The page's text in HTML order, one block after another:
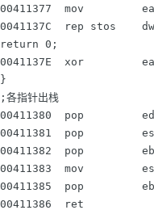
00411377  mov
0041137C  rep stos
return 0;
0041137E  xor
}
;各指针出栈
00411380  pop
00411381  pop
00411382  pop
00411383  mov
00411385  pop